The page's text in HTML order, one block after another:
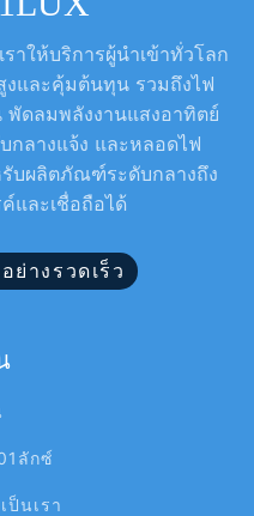
าให้บริการผู้นำเข้าทั่วโลก
และคุ้มต้นทุน รวมถึงไฟ
พัดลมพลังงานแสงอาทิตย์
กลางแจ้ง และหลอดไฟ
รับผลิตภัณฑ์ระดับกลางถึง
และเชื่อถือได้
ย่างรวดเร็ว
ลักซ์
ป็นเรา